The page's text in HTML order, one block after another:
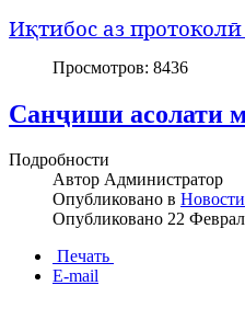
Иқтибос аз
Просмотров: 8436
Санҷиши асолати
Подробности
Автор Администратор
Опубликовано в Новости
Опубликовано 22
Печать
E-mail